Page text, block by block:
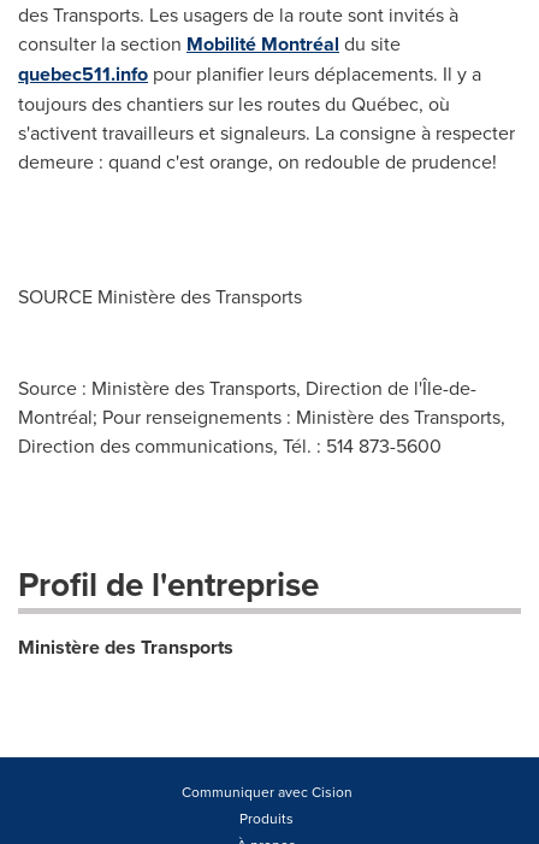
des Transports. Les usagers de la route sont invités à
consulter la section Mobilité Montréal du site
quebec511.info pour planifier leurs déplacements. Il y a
toujours des chantiers sur les routes du Québec, où
s'activent travailleurs et signaleurs. La consigne à respecter
demeure : quand c'est orange, on redouble de prudence!
SOURCE Ministère des Transports
Source : Ministère des Transports, Direction de l'Île-de-
Montréal; Pour renseignements : Ministère des Transports,
Direction des communications, Tél. : 514 873-5600
Profil de l'entreprise
Ministère des Transports
Communiquer avec Cision
Produits